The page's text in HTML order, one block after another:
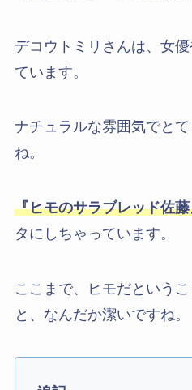
デコウトミリさんは、女
ています。
ナチュラルな雰囲気でと
ね。
『ヒモのサラブレッド佐
タにしちゃっています。
ここまで、ヒモだという
と、なんだか潔いですね。